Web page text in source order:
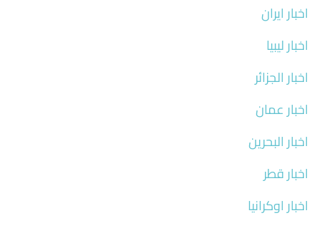
اخبار ايران
اخبار ليبيا
اخبار الجزائر
اخبار عمان
اخبار البحرين
اخبار قطر
اخبار اوكرانيا